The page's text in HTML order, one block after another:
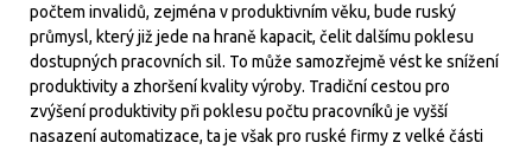
počtem invalidů, zejména v produktivním věku, bude ruský
průmysl, který již jede na hraně kapacit, čelit dalšímu poklesu
dostupných pracovních sil. To může samozřejmě vést ke snížení
produktivity a zhoršení kvality výroby. Tradiční cestou pro
zvýšení produktivity při poklesu počtu pracovníků je vyšší
nasazení automatizace, ta je však pro ruské firmy z velké části